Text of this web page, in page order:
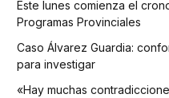
Este lunes comienza el
Programas Provinciales
Caso Álvarez Guardia:
para investigar
«Hay muchas